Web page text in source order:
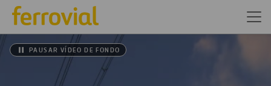
PAUSAR VÍDEO DE FONDO